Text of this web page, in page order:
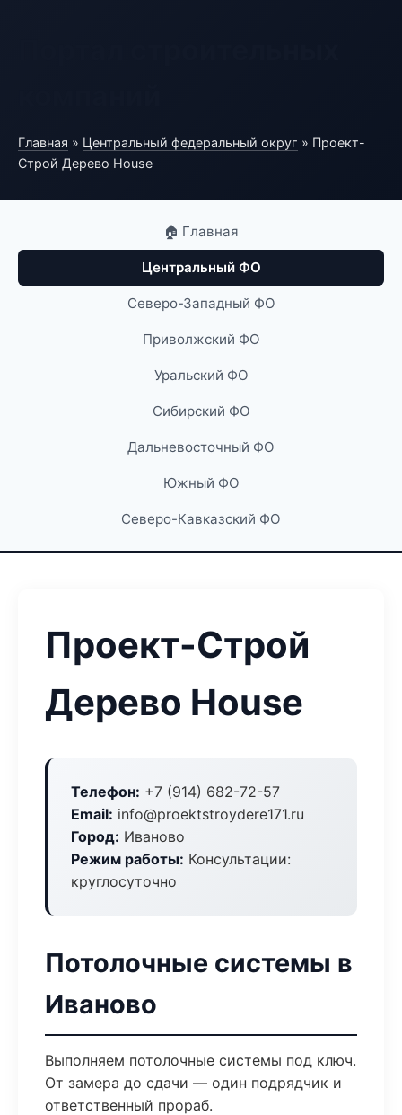
Главная » Центральный федеральный округ » Проект-
Строй Дерево House
🏠 Главная
Центральный ФО
Северо-Западный ФО
Приволжский ФО
Уральский ФО
Сибирский ФО
Дальневосточный ФО
Южный ФО
Северо-Кавказский ФО
Проект-Строй
Дерево House
Телефон: +7 (914) 682-72-57
Email: info@proektstroydere171.ru
Город: Иваново
Режим работы: Консультации:
круглосуточно
Потолочные системы в
Иваново
Выполняем потолочные системы под ключ.
От замера до сдачи — один подрядчик и
ответственный прораб.